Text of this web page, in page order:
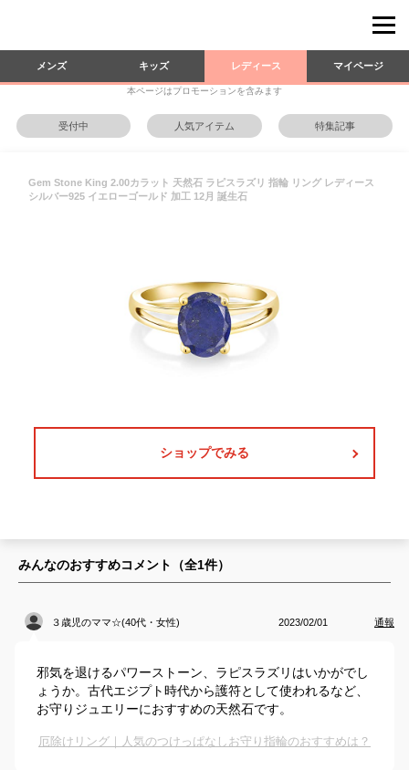
メンズ キッズ レディース マイページ
本ページはプロモーションを含みます
受付中 人気アイテム 特集記事
Gem Stone King 2.00カラット 天然石 ラピスラズリ 指輪 リング レディース
シルバー925 イエローゴールド 加工 12月 誕生石
ショップでみる
みんなのおすすめコメント（全1件）
３歳児のママ☆(40代・女性) 2023/02/01 通報
邪気を退けるパワーストーン、ラピスラズリはいかがでし
ょうか。古代エジプト時代から護符として使われるなど、
お守りジュエリーにおすすめの天然石です。
厄除けリング｜人気のつけっぱなしお守り指輪のおすすめは？